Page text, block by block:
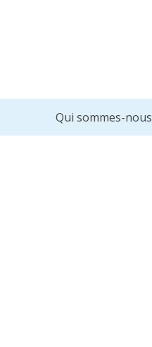
Qui sommes-nous